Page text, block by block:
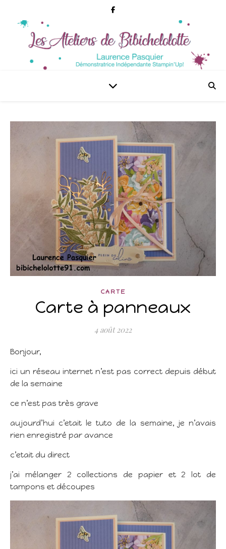
CARTE
Carte à panneaux
4 août 2022
Bonjour,
ici un réseau internet n’est pas correct depuis début
de la semaine
ce n’est pas très grave
aujourd’hui c’etait le tuto de la semaine, je n’avais
rien enregistré par avance
c’etait du direct
j’ai mélanger 2 collections de papier et 2 lot de
tampons et découpes